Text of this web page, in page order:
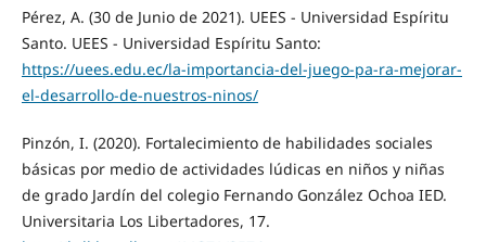
Pérez, A. (30 de Junio de 2021). UEES - Universidad Espíritu
Santo. UEES - Universidad Espíritu Santo:
https://uees.edu.ec/la-importancia-del-juego-pa-ra-mejorar-
el-desarrollo-de-nuestros-ninos/
Pinzón, I. (2020). Fortalecimiento de habilidades sociales
básicas por medio de actividades lúdicas en niños y niñas
de grado Jardín del colegio Fernando González Ochoa IED.
Universitaria Los Libertadores, 17.